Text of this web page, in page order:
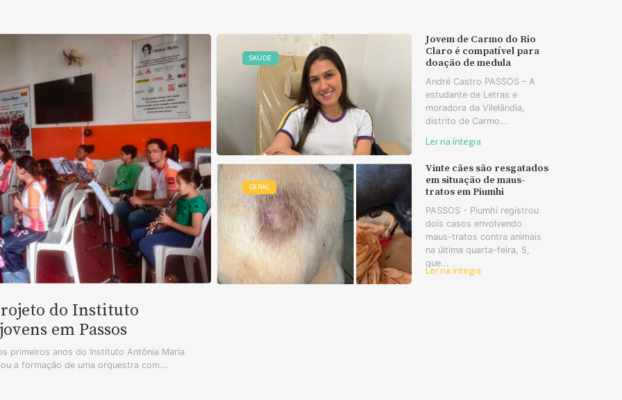
do Instituto
em Passos
primeiros anos do Instituto Antônia Maria
a formação de uma orquestra com...
SAÚDE
Jovem de Carmo do Rio
Claro é compatível para
doação de medula
André Castro PASSOS – A
estudante de Letras e
moradora da Vilelândia,
distrito de Carmo...
Ler na íntegra
GERAL
Vinte cães são resgatados
em situação de maus-
tratos em Piumhi
PASSOS - Piumhi registrou
dois casos envolvendo
maus-tratos contra animais
na última quarta-feira, 5,
que...
Ler na íntegra